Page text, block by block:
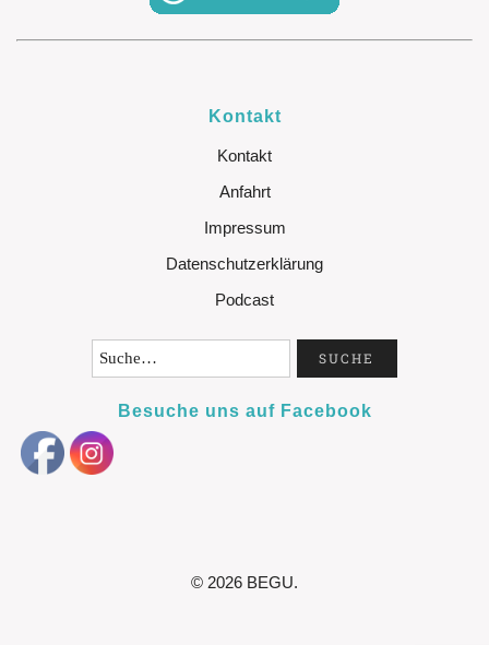
Kontakt
Kontakt
Anfahrt
Impressum
Datenschutzerklärung
Podcast
Besuche uns auf Facebook
© 2026 BEGU.